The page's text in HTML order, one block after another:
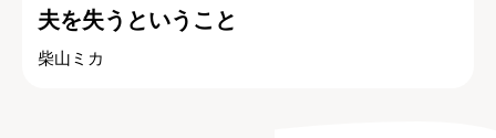
夫を失うということ
柴山ミカ